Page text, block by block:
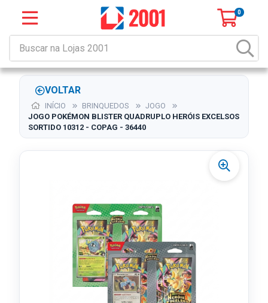
0
VOLTAR
INÍCIO BRINQUEDOS
JOGO
JOGO POKÉMON BLISTER QUADRUPLO HERÓIS EXCELSOS
SORTIDO 10312 - COPAG - 36440